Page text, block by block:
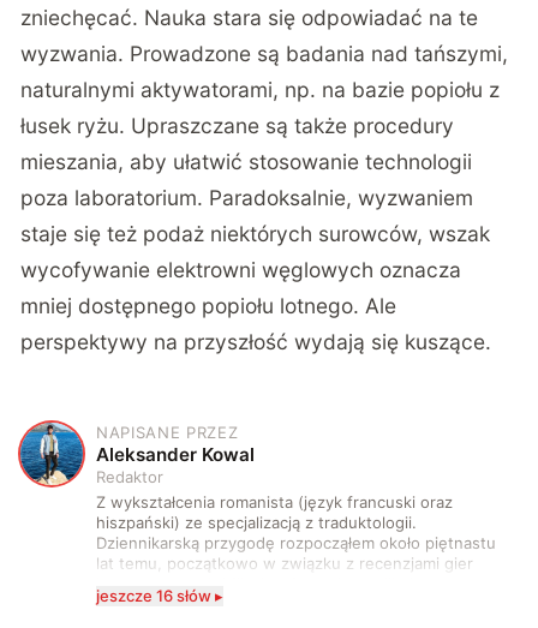
zniechęcać. Nauka stara się odpowiadać na te
wyzwania. Prowadzone są badania nad tańszymi,
naturalnymi aktywatorami, np. na bazie popiołu z
łusek ryżu. Upraszczane są także procedury
mieszania, aby ułatwić stosowanie technologii
poza laboratorium. Paradoksalnie, wyzwaniem
staje się też podaż niektórych surowców, wszak
wycofywanie elektrowni węglowych oznacza
mniej dostępnego popiołu lotnego. Ale
perspektywy na przyszłość wydają się kuszące.
A
NAPISANE PRZEZ
Aleksander Kowal
Redaktor
Z wykształcenia romanista (język francuski oraz
hiszpański) ze specjalizacją z traduktologii.
Dziennikarską przygodę rozpocząłem około piętnastu
lat temu, początkowo w związku z recenzjami gier
komputerowych i filmów. Obecnie publikuję
zdecydowanie częściej na tematy związane z nauką
jeszcze 16 słów ▸